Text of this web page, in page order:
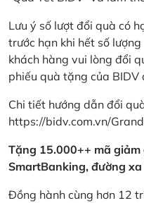
Lưu ý số lượt đổi quà có
trước hạn khi hết số
khách hàng vui lòng đổi
phiếu quà tặng của
Chi tiết hướng dẫn đổi
https://bidv.com.vn/
Tặng 15.000++ mã giảm
SmartBanking, đường
Đồng hành cùng hơn 12